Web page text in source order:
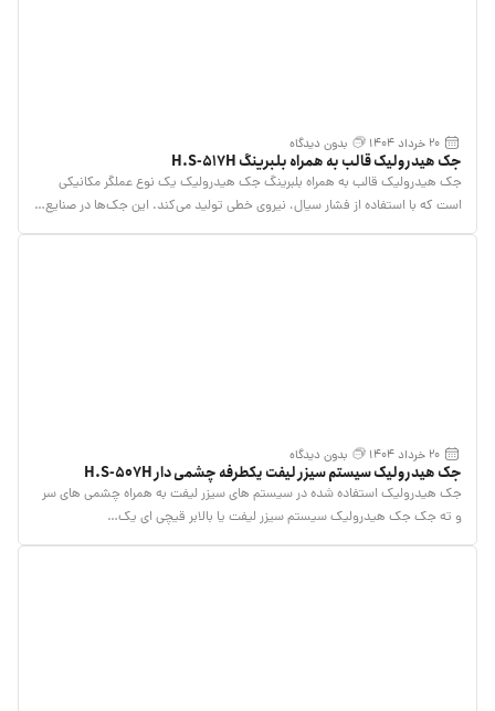
20 خرداد 1404 بدون دیدگاه
جک هیدرولیک قالب به همراه بلبرینگ H.S-517H
جک هیدرولیک قالب به همراه بلبرینگ جک هیدرولیک یک نوع عملگر مکانیکی
است که با استفاده از فشار سیال، نیروی خطی تولید می‌کند. این جک‌ها در صنایع…
20 خرداد 1404 بدون دیدگاه
جک هیدرولیک سیستم سیزر لیفت یکطرفه چشمی دار H.S-507H
جک هیدرولیک استفاده شده در سیستم های سیزر لیفت به همراه چشمی های سر
و ته جک جک هیدرولیک سیستم سیزر لیفت یا بالابر قیچی‌ ای یک…